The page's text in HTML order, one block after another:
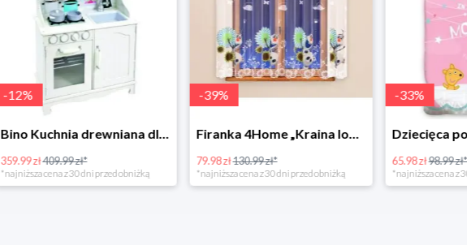
-12%
359.99 zł409.99 zł*
*najniższa cena z 30 dni przed obniżką
-39%
79.98 zł130.99 zł*
*najniższa cena z 30 dni przed obniżką
-33%
65.98 zł98.99 zł*
*najniższa cena z